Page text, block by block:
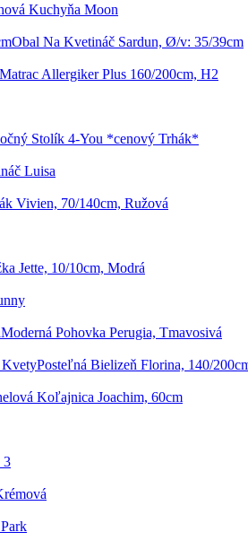
Kuchyňa Moon
Obal Na Kvetináč Sardun, Ø/v: 35/39cm
Matrac Allergiker Plus 160/200cm, H2
Stolík 4-You *cenový Trhák*
Luisa
Vivien, 70/140cm, Ružová
Jette, 10/10cm, Modrá
Moderná Pohovka Perugia, Tmavosivá
Posteľná Bielizeň Florina, 140/
Koľajnica Joachim, 60cm
3